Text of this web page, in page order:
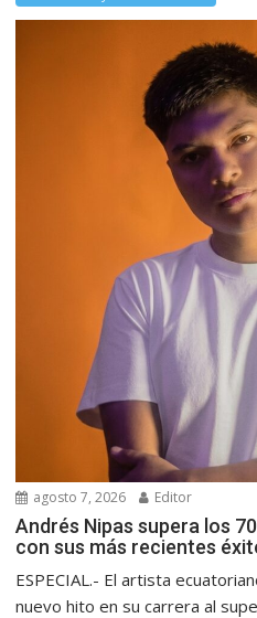
agosto 7, 2026 Editor
Andrés Nipas supera los
con sus más recientes
ESPECIAL.- El artista
nuevo hito en su carrera al